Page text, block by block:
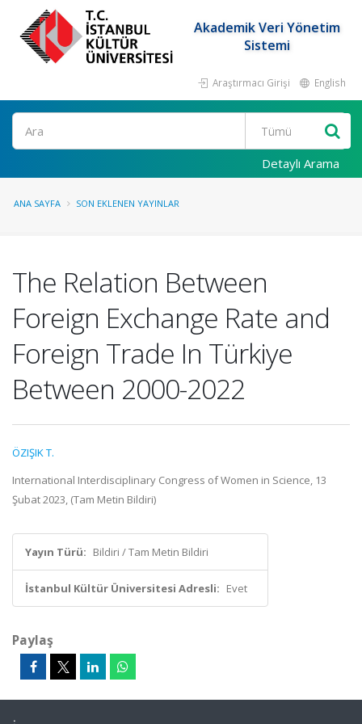
Akademik Veri Yönetim
Sistemi
Araştırmacı Girişi English
Ara
Detaylı Arama
ANA SAYFA SON EKLENEN YAYINLAR
The Relation Between
Foreign Exchange Rate and
Foreign Trade In Türkiye
Between 2000-2022
ÖZIŞIK T.
International Interdisciplinary Congress of Women in Science, 13
Şubat 2023, (Tam Metin Bildiri)
Yayın Türü: Bildiri / Tam Metin Bildiri
İstanbul Kültür Üniversitesi Adresli: Evet
Paylaş